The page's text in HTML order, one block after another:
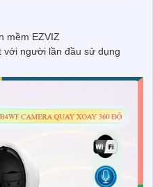
mềm EZVIZ
với người lần đầu sử dụng